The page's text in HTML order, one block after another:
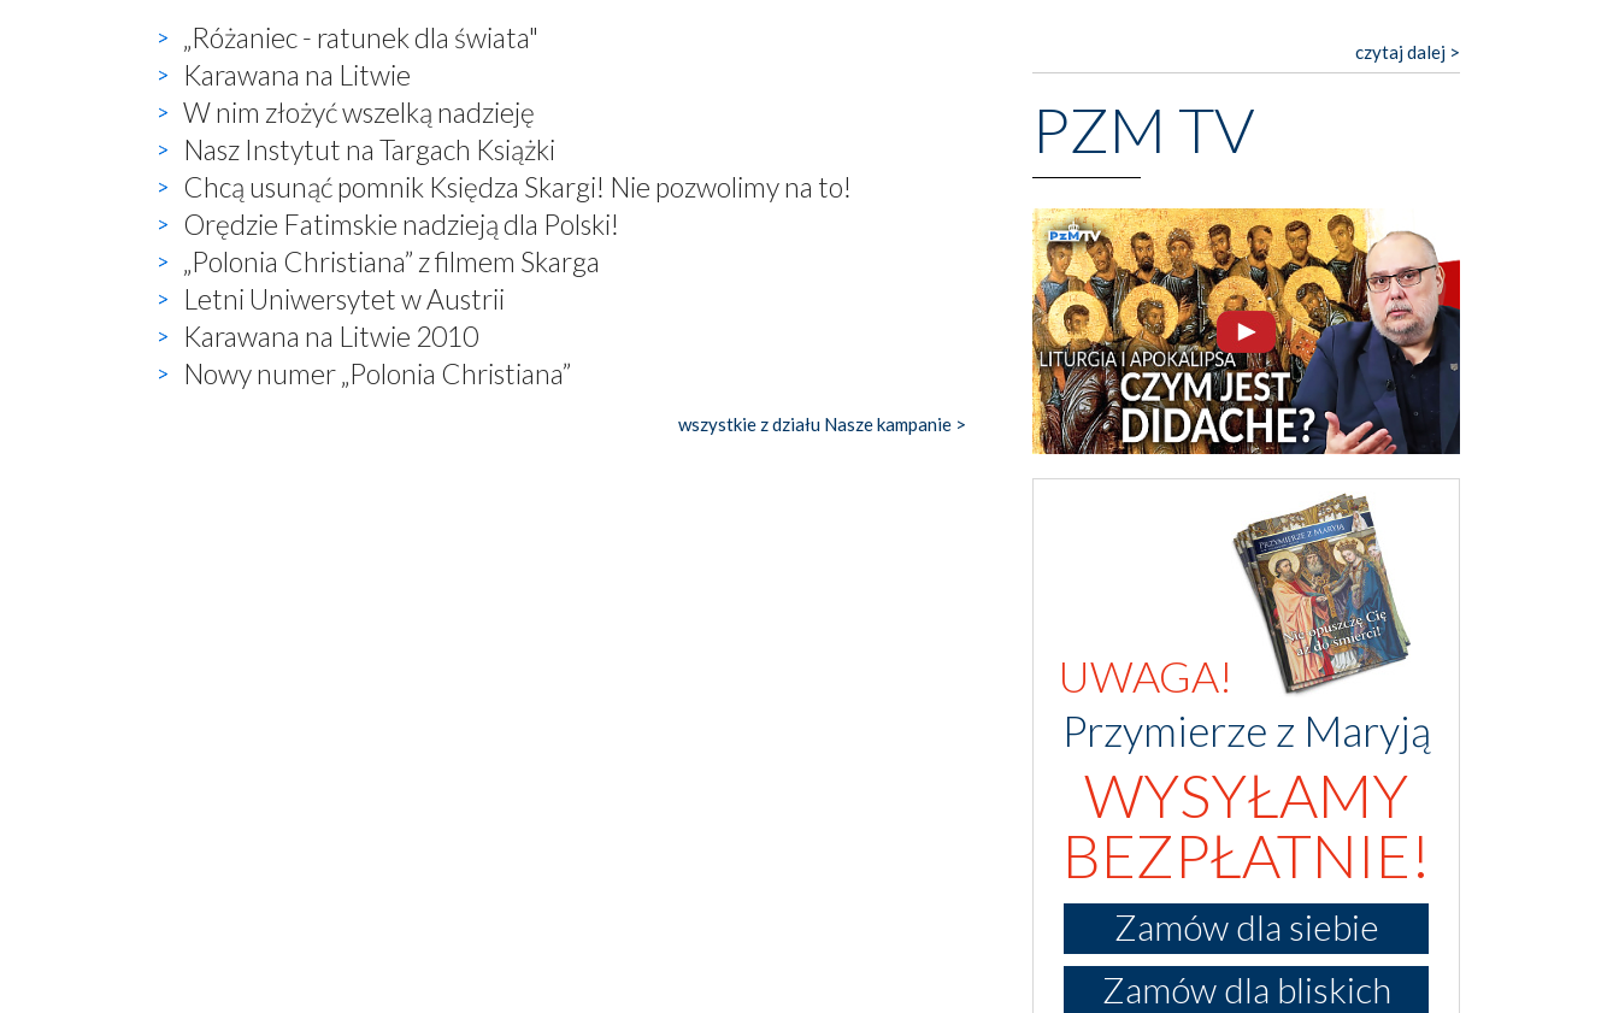
„Różaniec - ratunek dla świata"
Karawana na Litwie
W nim złożyć wszelką nadzieję
Nasz Instytut na Targach Książki
Chcą usunąć pomnik Księdza Skargi! Nie pozwolimy na to!
Orędzie Fatimskie nadzieją dla Polski!
„Polonia Christiana” z filmem Skarga
Letni Uniwersytet w Austrii
Karawana na Litwie 2010
Nowy numer „Polonia Christiana”
wszystkie z działu Nasze kampanie >
czytaj dalej >
PZM TV
UWAGA!
Przymierze z Maryją
WYSYŁAMY
BEZPŁATNIE!
Zamów dla siebie
Zamów dla bliskich